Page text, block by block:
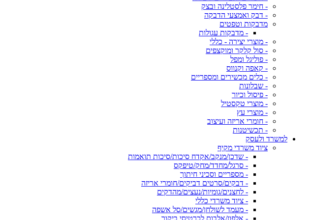
- חימר פלסטלינה ובצק
- דבק ואמצעי הדבקה
מדבקות וטפטים
- מדבקות עגולות
- מוצרי יצירה - כללי
- סול קלקר ומוקצפים
- פוליגל ומפל
- קאפה וקנווס
- כלים מכשירים ומספריים
- שבלונות
- פיסול וכיור
- מוצרי טקסטיל
- מוצרי עץ
- חומרי אריזה ועיצוב
- תכשיטנות
למשרד ולעסק
ציוד משרדי מקיף
- שדכן/מנקב/אקדח סיכות/סיכות תואמות
- סרגל/מחדד/מחק/טיפקס
- מספריים וסכיני חיתוך
- דבקים/סרטים דביקים/חומרי אריזה
- לחצנים/גומיות/נעצים/מהדקים
- ציוד משרדי כללי
- מעמד לשולחן/מגשים/סל אשפה
- אלפון/אלבום לכרטיסי ביקור